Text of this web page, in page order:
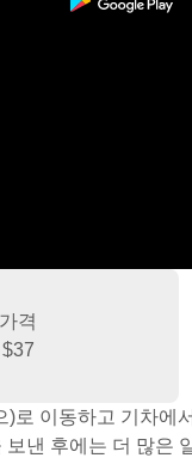
격
$37
이동하고 기차에
낸 후에는 더 많은